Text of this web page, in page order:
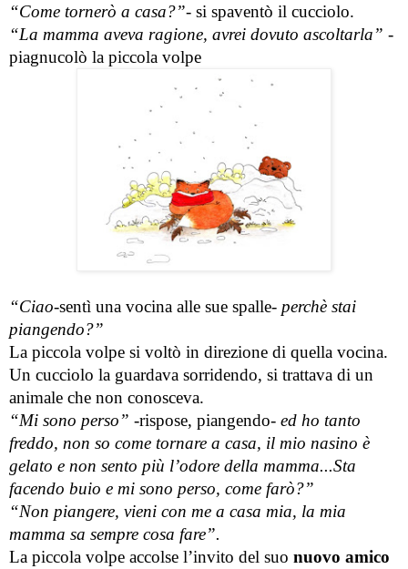
“Come tornerò a casa?”- si spaventò il cucciolo.
“La mamma aveva ragione, avrei dovuto ascoltarla” -
piagnucolò la piccola volpe
“Ciao-sentì una vocina alle sue spalle- perchè stai
piangendo?”
La piccola volpe si voltò in direzione di quella vocina.
Un cucciolo la guardava sorridendo, si trattava di un
animale che non conosceva.
“Mi sono perso” -rispose, piangendo- ed ho tanto
freddo, non so come tornare a casa, il mio nasino è
gelato e non sento più l’odore della mamma...Sta
facendo buio e mi sono perso, come farò?”
“Non piangere, vieni con me a casa mia, la mia
mamma sa sempre cosa fare”.
La piccola volpe accolse l’invito del suo nuovo amico